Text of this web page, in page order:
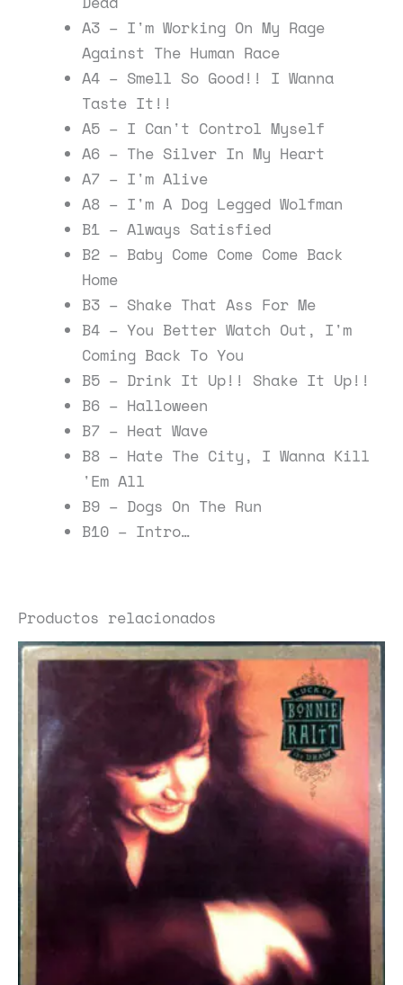
A3 – I'm Working On My Rage
Against The Human Race
A4 – Smell So Good!! I Wanna
Taste It!!
A5 – I Can't Control Myself
A6 – The Silver In My Heart
A7 – I'm Alive
A8 – I'm A Dog Legged Wolfman
B1 – Always Satisfied
B2 – Baby Come Come Come Back
Home
B3 – Shake That Ass For Me
B4 – You Better Watch Out, I'm
Coming Back To You
B5 – Drink It Up!! Shake It Up!!
B6 – Halloween
B7 – Heat Wave
B8 – Hate The City, I Wanna Kill
'Em All
B9 – Dogs On The Run
B10 – Intro…
Productos relacionados